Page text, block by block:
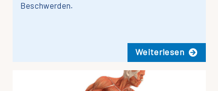
Beschwerden.
Wei­ter­le­sen